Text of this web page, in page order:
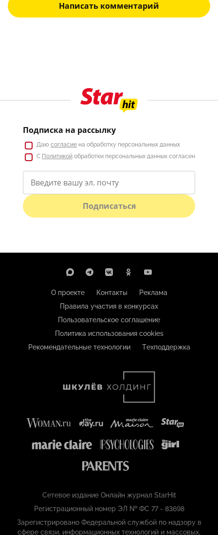
Написать комментарий
Подписка на рассылку
Даю согласие на обработку персональных данных
С Политикой обработки персональных данных согласен
Подписаться
О проекте Контакты
Реклама
Правила участия в конкурсах
Пользовательское соглашение
Политика использования cookies
Рекомендательные технологии
Техподдержка
Сетевое издание Онлайн журнал StarHit
Регистрационный номер ЭЛ № ФС 77 - 83698
Зарегистрировано Федеральной службой по надзору в
сфере связи, информационных технологий и массовых,